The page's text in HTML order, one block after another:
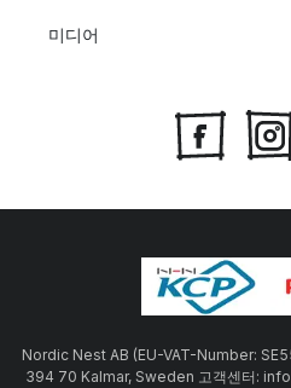
미디어
Nordic Nest AB (EU-VAT-Number:
394 70 Kalmar, Sweden 고객센터: